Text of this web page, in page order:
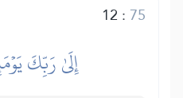
12 : 75
إِلَىٰ رَبِّكَ